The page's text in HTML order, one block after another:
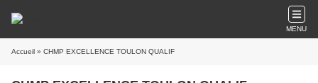
MENU
Accueil » CHMP EXCELLENCE TOULON QUALIF